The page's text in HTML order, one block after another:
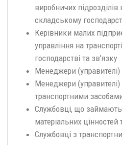
виробничих підрозділів
складському
Керівники малих
управління на
господарстві та зв'язку
Менеджери (управителі)
Менеджери (управителі)
транспортними
Службовці, що
матеріальних
Службовці з